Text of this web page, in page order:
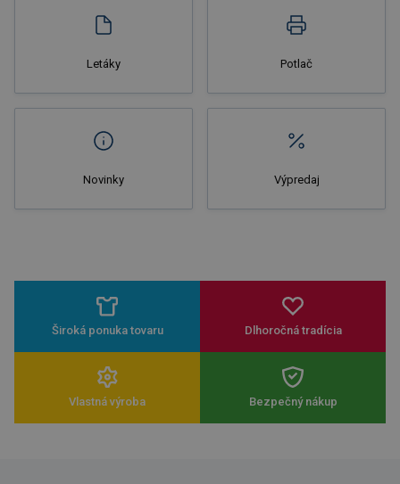
Letáky Potlač
Novinky Výpredaj
Široká ponuka tovaru Dlhoročná tradícia
Vlastná výroba Bezpečný nákup